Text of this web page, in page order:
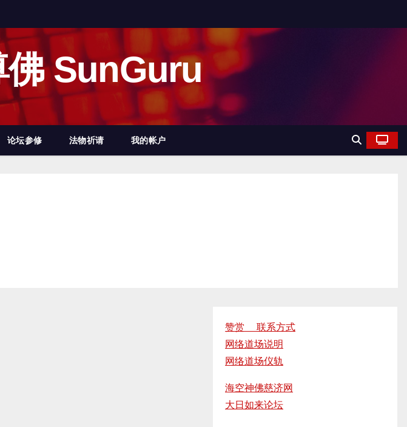
SunGuru
论坛参修 法物祈请 我的帐户
赞赏 联系方式
网络道场说明
网络道场仪轨
海空神佛慈济网
大日如来论坛